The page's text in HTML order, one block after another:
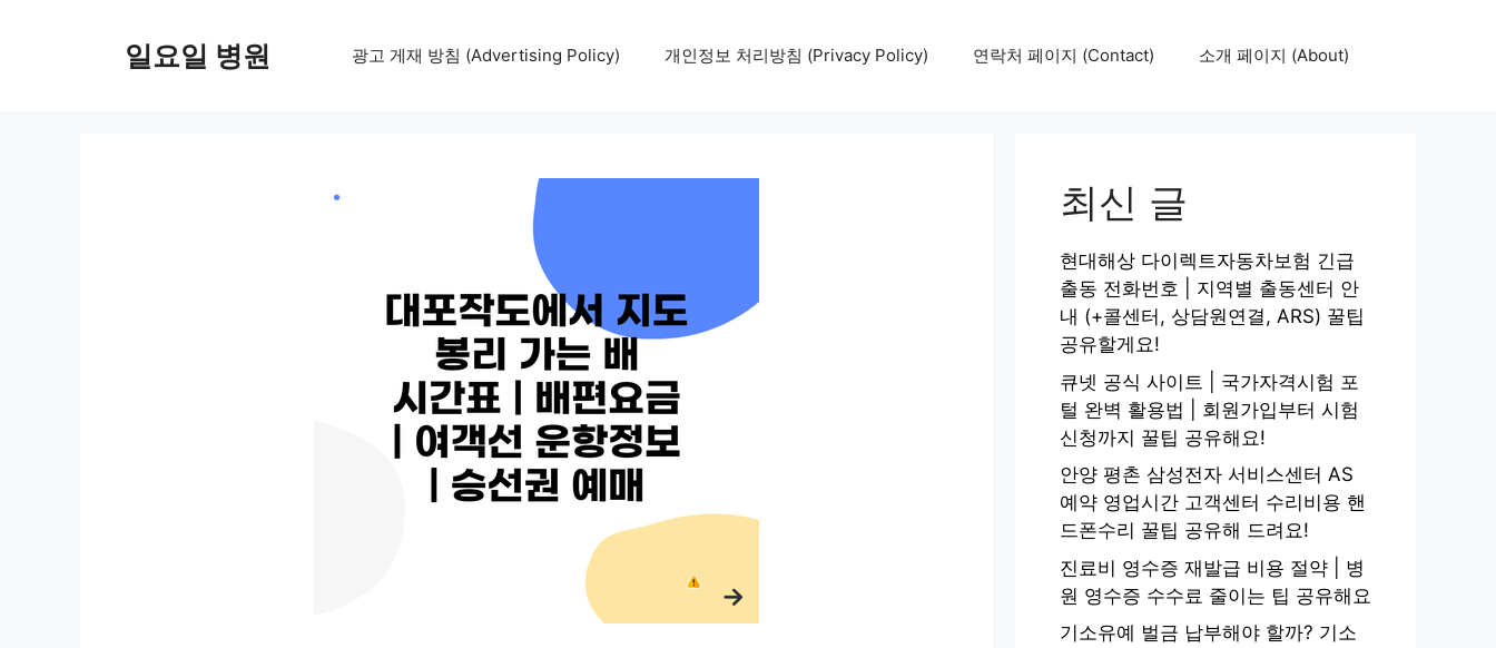
일요일 병원 광고 게재 방침 (Advertising Policy) 개인정보 처리방침 (Privacy Policy) 연락처 페이지 (Contact) 소개 페이지 (About)
최신 글
현대해상 다이렉트자동차보험 긴급
출동 전화번호 | 지역별 출동센터 안
내 (+콜센터, 상담원연결, ARS) 꿀팁
공유할게요!
큐넷 공식 사이트 | 국가자격시험 포
털 완벽 활용법 | 회원가입부터 시험
신청까지 꿀팁 공유해요!
안양 평촌 삼성전자 서비스센터 AS
예약 영업시간 고객센터 수리비용 핸
드폰수리 꿀팁 공유해 드려요!
진료비 영수증 재발급 비용 절약 | 병
원 영수증 수수료 줄이는 팁 공유해요
기소유예 벌금 납부해야 할까? 기소